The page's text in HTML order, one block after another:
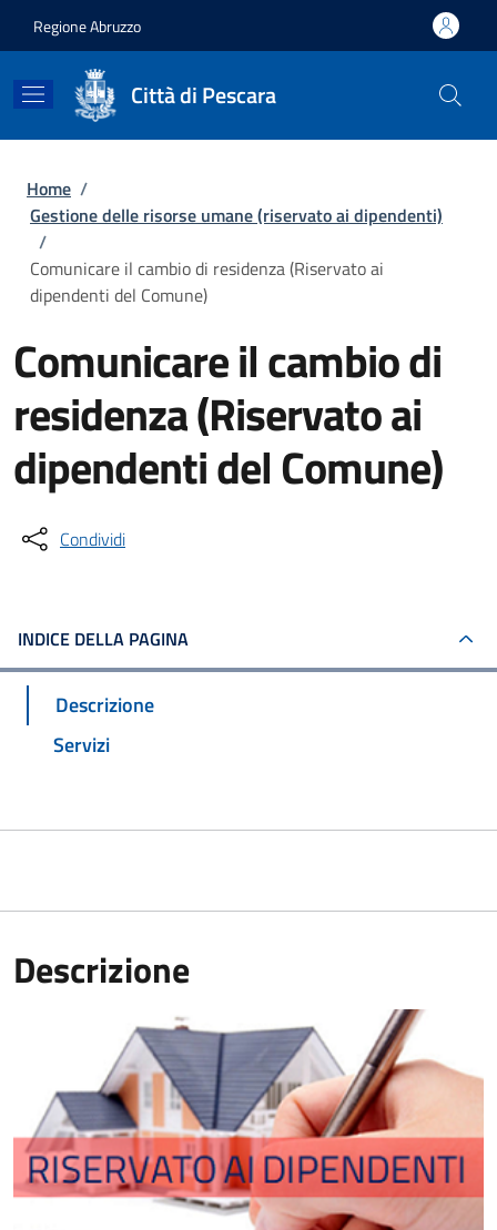
Regione Abruzzo
Città di Pescara
Briciole di pane
Home /
Gestione delle risorse umane (riservato ai dipendenti)
/
Comunicare il cambio di residenza (Riservato ai
dipendenti del Comune)
Comunicare il cambio di
residenza (Riservato ai
dipendenti del Comune)
Condividi
INDICE DELLA PAGINA
Descrizione
Servizi
Descrizione